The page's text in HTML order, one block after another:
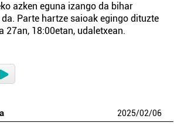
azken eguna izango da bihar
Parte hartze saioak egingo dituzte
27an, 18:00etan, udaletxean.
2025/02/06